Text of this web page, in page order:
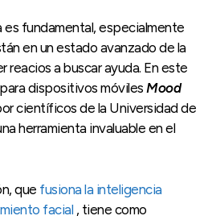
fundamental, especialmente
en un estado avanzado de la
reacios a buscar ayuda. En este
dispositivos móviles Mood
científicos de la Universidad de
herramienta invaluable en el
que fusiona la inteligencia
facial , tiene como